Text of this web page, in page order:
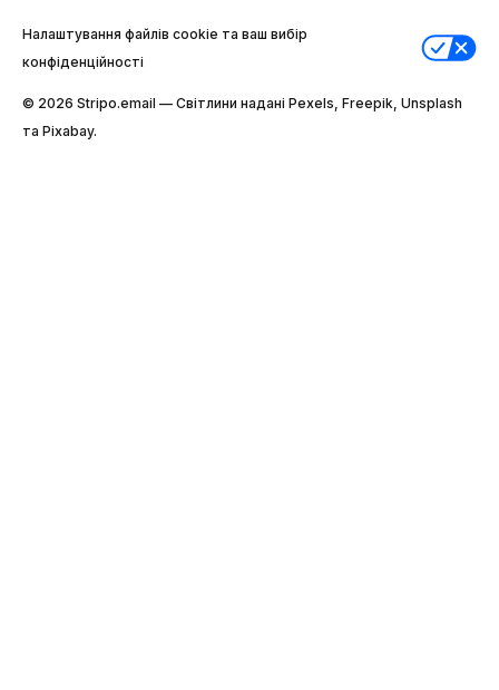
Налаштування файлів cookie та ваш вибір
конфіденційності
© 2026 Stripо.email — Світлини надані Pexels, Freepik, Unsplash
та Pixabay.